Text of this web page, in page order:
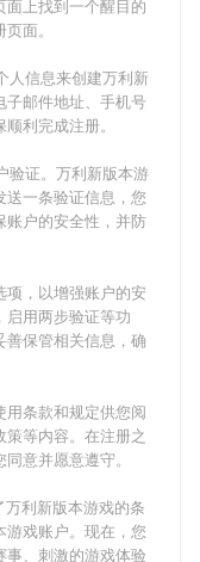
面上找到一个醒目的
面。
人信息来创建万利新
子邮件地址、手机号
利完成注册。
证。 万利新版本游
一条验证信息，您
账户的安全性，并防
，以增强账户的安
用两步验证等功
保管相关信息，确
用条款和规定供您阅
等内容。在注册之
意并愿意遵守。
万利新版本游戏的条
戏账户。现在，您
事、刺激的游戏体验